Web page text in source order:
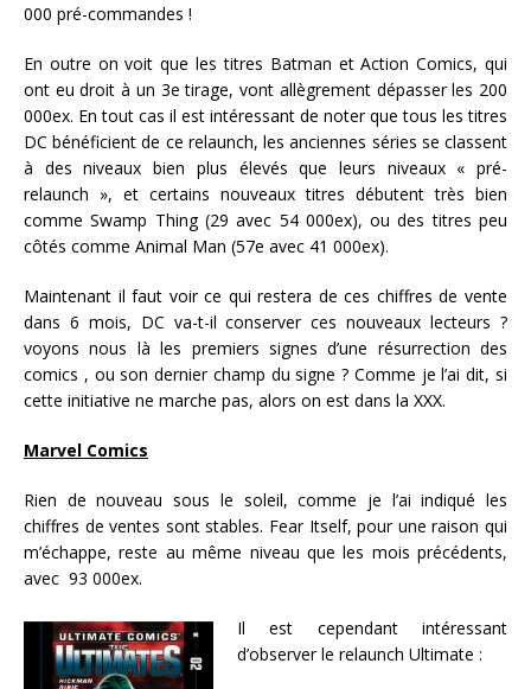
000 pré-commandes !
En outre on voit que les titres Batman et Action Comics, qui
ont eu droit à un 3e tirage, vont allègrement dépasser les 200
000ex. En tout cas il est intéressant de noter que tous les titres
DC bénéficient de ce relaunch, les anciennes séries se classent
à des niveaux bien plus élevés que leurs niveaux « pré-
relaunch », et certains nouveaux titres débutent très bien
comme Swamp Thing (29 avec 54 000ex), ou des titres peu
côtés comme Animal Man (57e avec 41 000ex).
Maintenant il faut voir ce qui restera de ces chiffres de vente
dans 6 mois, DC va-t-il conserver ces nouveaux lecteurs ?
voyons nous là les premiers signes d’une résurrection des
comics , ou son dernier champ du signe ? Comme je l’ai dit, si
cette initiative ne marche pas, alors on est dans la XXX.
Marvel Comics
Rien de nouveau sous le soleil, comme je l’ai indiqué les
chiffres de ventes sont stables. Fear Itself, pour une raison qui
m’échappe, reste au même niveau que les mois précédents,
avec 93 000ex.
Il est cependant intéressant
d’observer le relaunch Ultimate :